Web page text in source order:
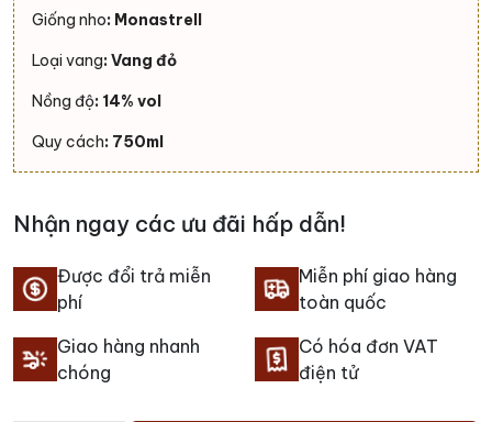
Giống nho: Monastrell
Loại vang: Vang đỏ
Nồng độ: 14% vol
Quy cách: 750ml
Nhận ngay các ưu đãi hấp dẫn!
Được đổi trả miễn
phí
Miễn phí giao hàng
toàn quốc
Giao hàng nhanh
chóng
Có hóa đơn VAT
điện tử